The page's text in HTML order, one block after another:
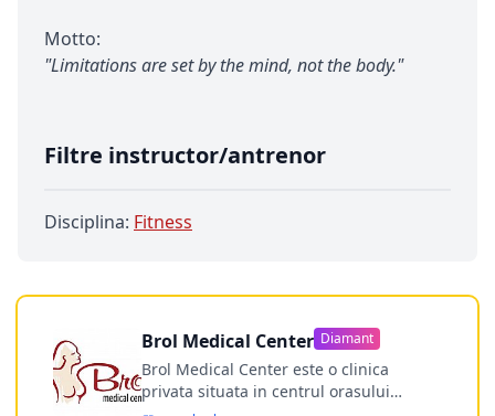
Motto:
"Limitations are set by the mind, not the body."
Filtre instructor/antrenor
Disciplina: Fitness
Brol Medical Center Diamant
Brol Medical Center este o clinica
privata situata in centrul orasului